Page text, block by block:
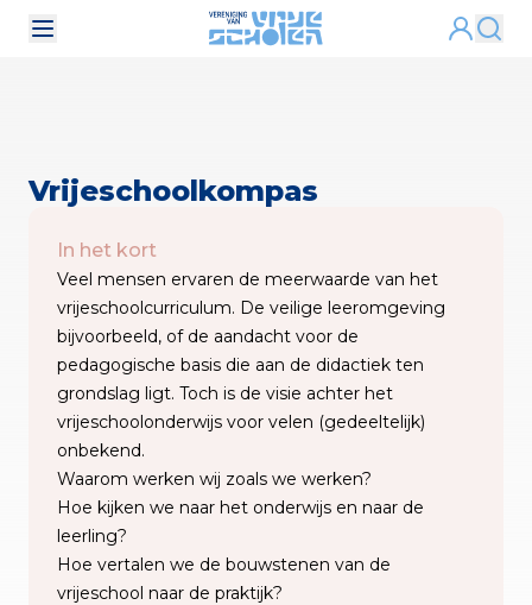
Vrijeschoolkompas
In het kort
Veel mensen ervaren de meerwaarde van het
vrijeschoolcurriculum. De veilige leeromgeving
bijvoorbeeld, of de aandacht voor de
pedagogische basis die aan de didactiek ten
grondslag ligt. Toch is de visie achter het
vrijeschoolonderwijs voor velen (gedeeltelijk)
onbekend.
Waarom werken wij zoals we werken?
Hoe kijken we naar het onderwijs en naar de
leerling?
Hoe vertalen we de bouwstenen van de
vrijeschool naar de praktijk?